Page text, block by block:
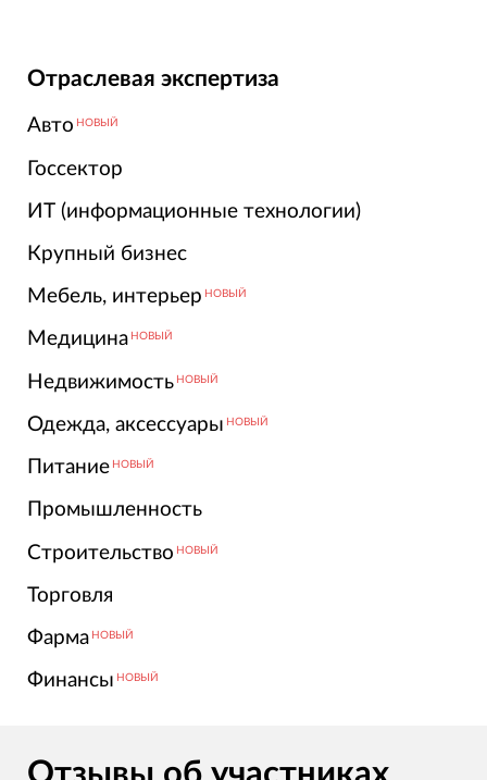
Отраслевая экспертиза
Авто НОВЫЙ
Госсектор
ИТ (информационные технологии)
Крупный бизнес
Мебель, интерьер НОВЫЙ
Медицина НОВЫЙ
Недвижимость НОВЫЙ
Одежда, аксессуары НОВЫЙ
Питание НОВЫЙ
Промышленность
Строительство НОВЫЙ
Торговля
Фарма НОВЫЙ
Финансы НОВЫЙ